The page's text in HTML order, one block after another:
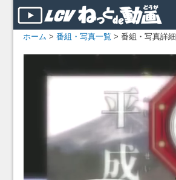
ホーム > 番組・写真一覧 > 番組・写真詳細